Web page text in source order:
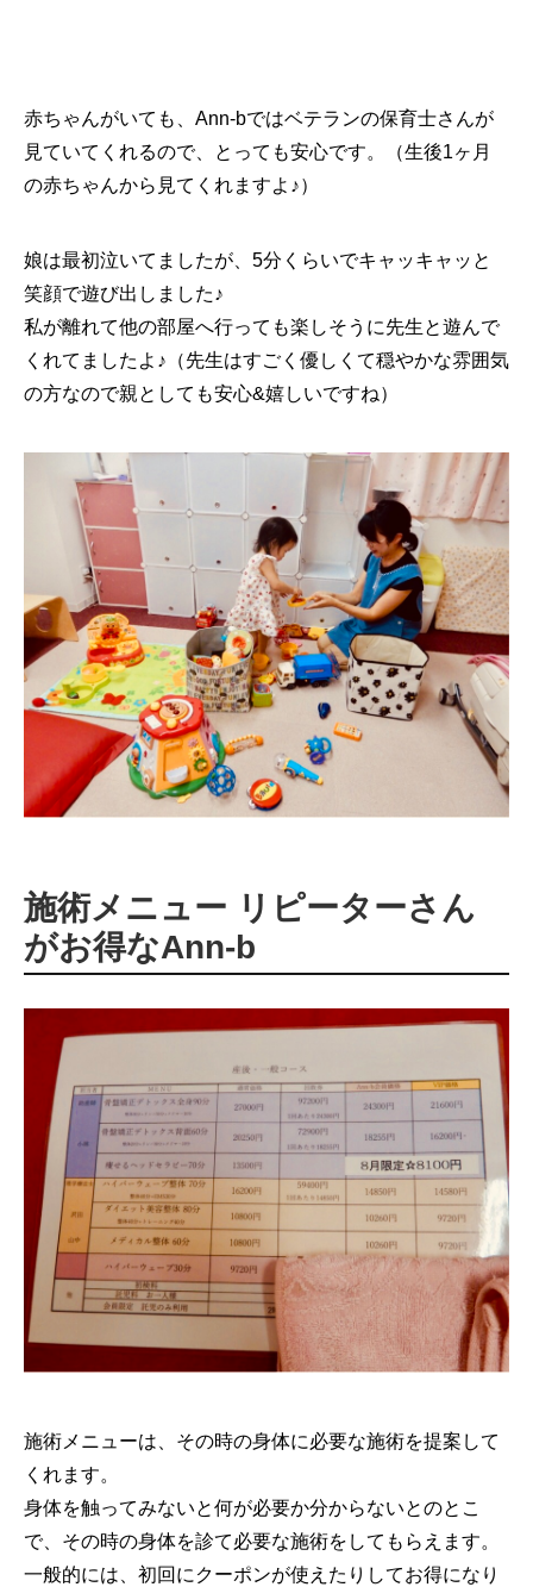
赤ちゃんがいても、Ann-bではベテランの保育士さんが
見ていてくれるので、とっても安心です。（生後1ヶ月
の赤ちゃんから見てくれますよ♪）
娘は最初泣いてましたが、5分くらいでキャッキャッと
笑顔で遊び出しました♪
私が離れて他の部屋へ行っても楽しそうに先生と遊んで
くれてましたよ♪（先生はすごく優しくて穏やかな雰囲気
の方なので親としても安心&嬉しいですね）
施術メニュー リピーターさん
がお得なAnn-b
施術メニューは、その時の身体に必要な施術を提案して
くれます。
身体を触ってみないと何が必要か分からないとのとこ
で、その時の身体を診て必要な施術をしてもらえます。
一般的には、初回にクーポンが使えたりしてお得になり